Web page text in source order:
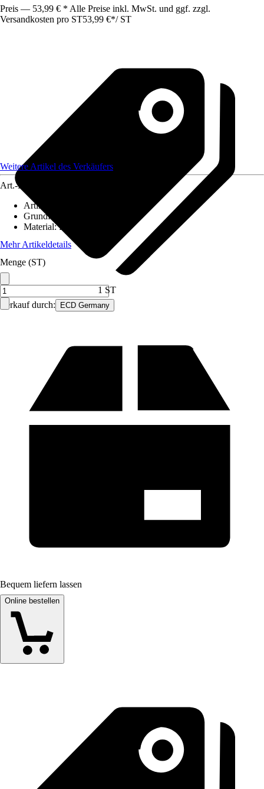
Preis — 53,99 € * Alle Preise inkl. MwSt. und ggf. zzgl.
Versandkosten pro ST53,99 €*/ ST
Verkauf durch: ECD Germany
Weitere Artikel des Verkäufers
Art.-Nr.
Artikeltyp
Grundfarbe
Material:Polyresin
Mehr Artikeldetails
Menge (ST)
1 ST
Bequem liefern lassen
Online bestellen